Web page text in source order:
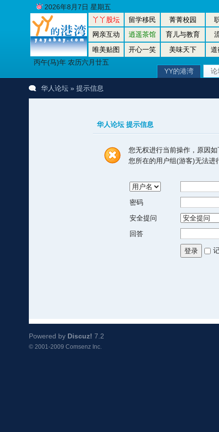
丫丫股坛 留学移民 菁菁校园
网亲互动
逍遥茶馆 育儿与教育
唯美贴图
开心一笑 美味天下
道
丙午(马)年 农历六月廿五
2026年8月7日 星期五
YY的港湾 论
华人论坛» 提示信息
华人论坛 提示信息
您无权进行当前操作，原因如
您所在的用户组(游客)无法进
密码
安全提问
回答
登录
Powered by Discuz! 7.2
© 2001-2009 Comsenz Inc.